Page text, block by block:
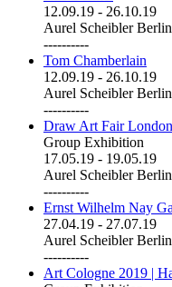
12.09.19 - 26.10.19
Aurel Scheibler Berlin
----------
Tom Chamberlain
12.09.19 - 26.10.19
Aurel Scheibler Berlin
----------
Draw Art Fair
Group Exhibition
17.05.19 - 19.05.19
Aurel Scheibler Berlin
----------
Ernst Wilhelm Nay
27.04.19 - 27.07.19
Aurel Scheibler Berlin
----------
Art Cologne 2019 |